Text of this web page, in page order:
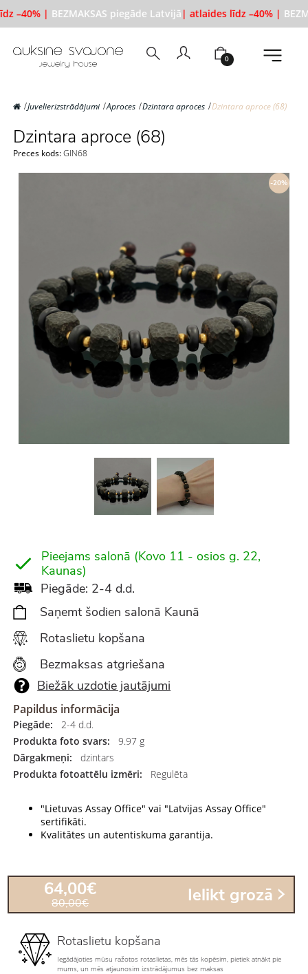
–40% | BEZMAKSAS piegāde Latvijā| atlaides līdz –40% |
0
Juvelierizstrādājumi Aproces Dzintara aproces Dzintara aproce (68)
Dzintara aproce (68)
Preces kods:GIN68
-20%
Pieejams salonā (Kovo 11 - osios g. 22,
Kaunas)
Piegāde: 2-4 d.d.
Saņemt šodien salonā Kaunā
Rotaslietu kopšana
Bezmaksas atgriešana
Biežāk uzdotie jautājumi
Papildus informācija
Piegāde:
2-4 d.d.
Produkta foto svars:
9.97 g
Dārgakmeņi:
dzintars
Produkta fotoattēlu izmēri:
Regulēta
"Lietuvas Assay Office" vai "Latvijas Assay Office"
sertifikāti.
Kvalitātes un autentiskuma garantija.
64,00€
80,00€ Ielikt grozā
Rotaslietu kopšana
Iegādājoties mūsu ražotos rotaslietas, mēs tās kopēsim, pietiek atnākt pie
mums, un mēs atjaunosim izstrādājumus bez maksas